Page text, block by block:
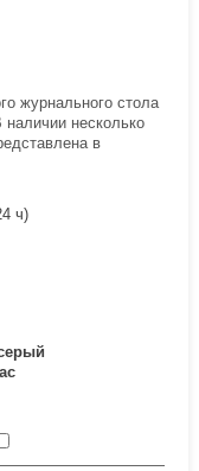
журнального стола
несколько
в
ч)